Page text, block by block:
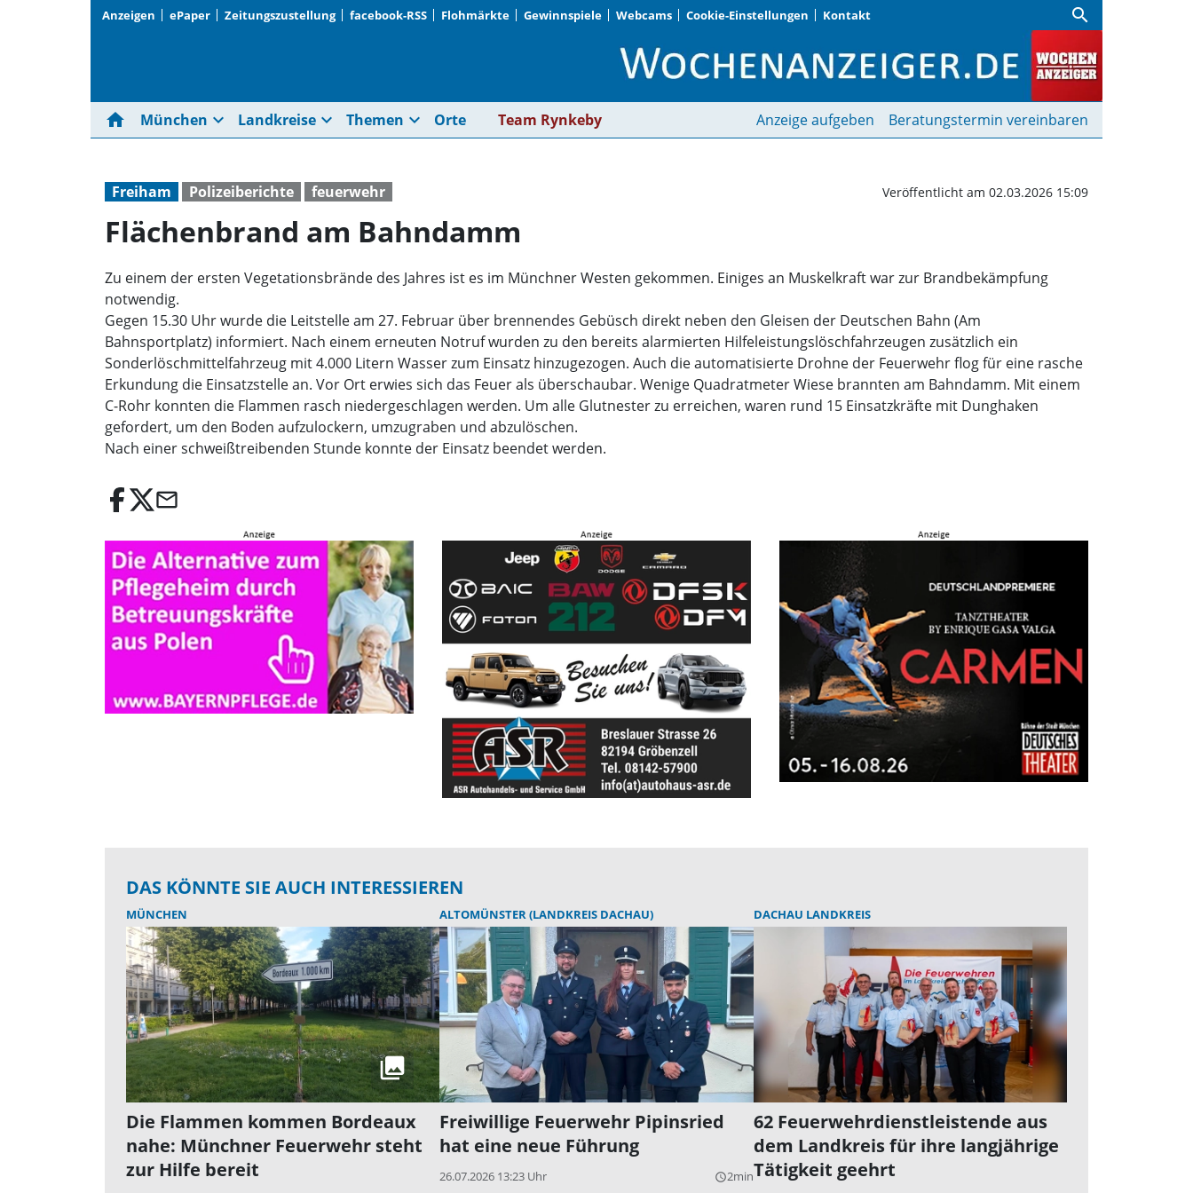
Anzeigen ePaper Zeitungszustellung facebook-RSS Flohmärkte Gewinnspiele Webcams Cookie-Einstellungen Kontakt search
Flächenbrand am Bahndamm |
home München expand_more Landkreise expand_more Themen expand_more Orte Team Rynkeby Anzeige aufgeben Beratungstermin vereinbaren
Freiham Polizeiberichte feuerwehr Veröffentlicht am 02.03.2026 15:09
Flächenbrand am Bahndamm
Zu einem der ersten Vegetationsbrände des Jahres ist es im Münchner Westen gekommen. Einiges an Muskelkraft war zur Brandbekämpfung
notwendig.
Gegen 15.30 Uhr wurde die Leitstelle am 27. Februar über brennendes Gebüsch direkt neben den Gleisen der Deutschen Bahn (Am
Bahnsportplatz) informiert. Nach einem erneuten Notruf wurden zu den bereits alarmierten Hilfeleistungslöschfahrzeugen zusätzlich ein
Sonderlöschmittelfahrzeug mit 4.000 Litern Wasser zum Einsatz hinzugezogen. Auch die automatisierte Drohne der Feuerwehr flog für eine rasche
Erkundung die Einsatzstelle an. Vor Ort erwies sich das Feuer als überschaubar. Wenige Quadratmeter Wiese brannten am Bahndamm. Mit einem
C-Rohr konnten die Flammen rasch niedergeschlagen werden. Um alle Glutnester zu erreichen, waren rund 15 Einsatzkräfte mit Dunghaken
gefordert, um den Boden aufzulockern, umzugraben und abzulöschen.
Nach einer schweißtreibenden Stunde konnte der Einsatz beendet werden.
email
DAS KÖNNTE SIE AUCH INTERESSIEREN
MÜNCHEN
Die Flammen kommen Bordeaux
nahe: Münchner Feuerwehr steht
zur Hilfe bereit
ALTOMÜNSTER (LANDKREIS DACHAU)
Freiwillige Feuerwehr Pipinsried
hat eine neue Führung
26.07.2026 13:23 Uhr query_builder2min
DACHAU LANDKREIS
62 Feuerwehrdienstleistende aus
dem Landkreis für ihre langjährige
Tätigkeit geehrt